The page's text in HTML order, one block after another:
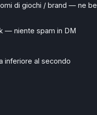
di giochi / brand — ne
— niente spam in DM
inferiore al secondo